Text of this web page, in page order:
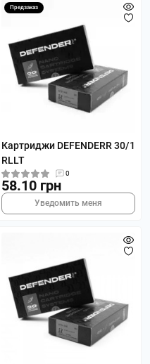
Предзаказ
Картриджи DEFENDERR 30/1
RLLT
0
58.10 грн
Уведомить меня